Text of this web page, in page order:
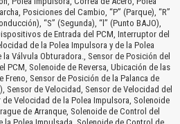
Posiciones del Cambio, “P” (Parque), “R”
“S” (Segunda), “l” (Punto BAJO),
de Entrada del PCM, Interruptor del
de la Polea Impulsora y de la Polea
Válvula Obturadora., Sensor de Posición del
PCM, Solenoide de Reversa, Ubicación de las
Sensor de Posición de la Palanca de
Sensor de Velocidad, Sensor de Velocidad del
de Velocidad de la Polea Impulsora, Solenoide
de Arranque, Solenoide de Control del